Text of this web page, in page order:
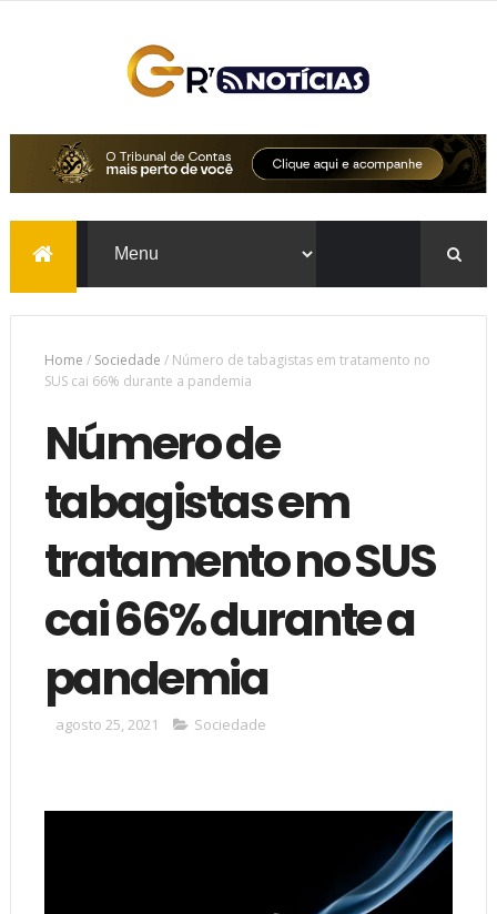
Home / Sociedade / Número de tabagistas em tratamento no
SUS cai 66% durante a pandemia
Número de
tabagistas em
tratamento no SUS
cai 66% durante a
pandemia
agosto 25, 2021 Sociedade